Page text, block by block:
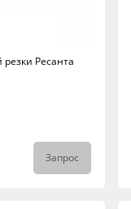
Ресанта
Запрос